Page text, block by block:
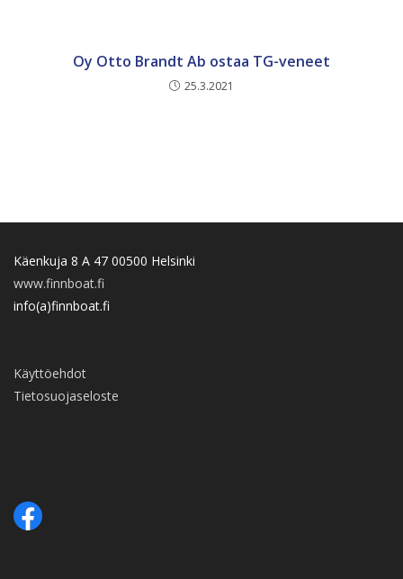
Oy Otto Brandt Ab ostaa TG-veneet
25.3.2021
Käenkuja 8 A 47 00500 Helsinki
www.finnboat.fi
info(a)finnboat.fi
Käyttöehdot
Tietosuojaseloste